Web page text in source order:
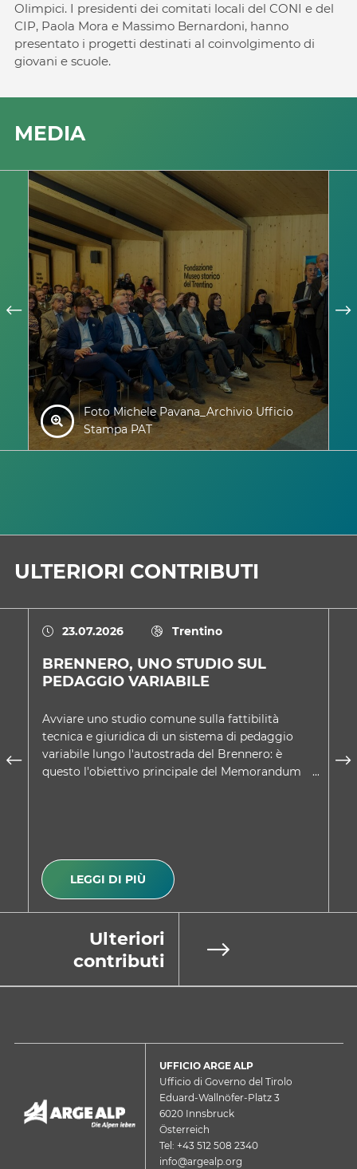
Olimpici. I presidenti dei comitati locali del CONI e del
CIP, Paola Mora e Massimo Bernardoni, hanno
presentato i progetti destinati al coinvolgimento di
giovani e scuole.
MEDIA
Foto Michele Pavana_Archivio Ufficio
Stampa PAT
ULTERIORI CONTRIBUTI
23.07.2026 Trentino
BRENNERO, UNO STUDIO SUL
PEDAGGIO VARIABILE
Avviare uno studio comune sulla fattibilità
tecnica e giuridica di un sistema di pedaggio
variabile lungo l'autostrada del Brennero: è
questo l'obiettivo principale del Memorandum
LEGGI DI PIÙ
Ulteriori
contributi
UFFICIO ARGE ALP
Ufficio di Governo del Tirolo
Eduard-Wallnöfer-Platz 3
6020 Innsbruck
Österreich
Tel: +43 512 508 2340
info@argealp.org